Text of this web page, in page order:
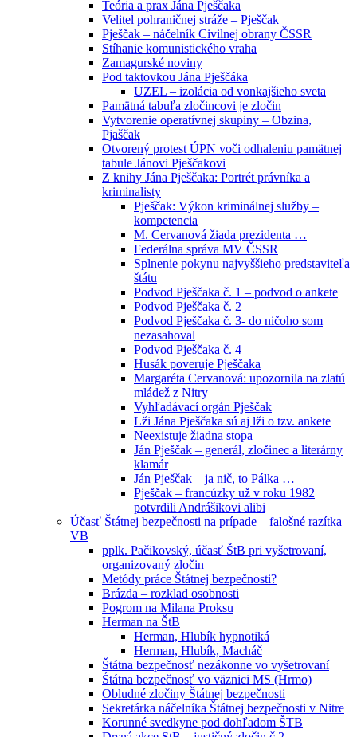
Teória a prax Jána Pješčaka
Velitel pohraničnej stráže – Pješčak
Pješčak – náčelník Civilnej obrany ČSSR
Stíhanie komunistického vraha
Zamagurské noviny
Pod taktovkou Jána Pješčáka
UZEL – izolácia od vonkajšieho sveta
Pamätná tabuľa zločincovi je zločin
Vytvorenie operatívnej skupiny – Obzina,
Pjaščak
Otvorený protest ÚPN voči odhaleniu pamätnej
tabule Jánovi Pješčakovi
Z knihy Jána Pješčaka: Portrét právníka a
kriminalisty
Pješčak: Výkon kriminálnej služby –
kompetencia
M. Cervanová žiada prezidenta …
Federálna správa MV ČSSR
Splnenie pokynu najvyššieho predstaviteľa
štátu
Podvod Pješčaka č. 1 – podvod o ankete
Podvod Pješčaka č. 2
Podvod Pješčaka č. 3- do ničoho som
nezasahoval
Podvod Pješčaka č. 4
Husák poveruje Pješčaka
Margaréta Cervanová: upozornila na zlatú
mládež z Nitry
Vyhľadávací orgán Pješčak
Lži Jána Pješčaka sú aj lži o tzv. ankete
Neexistuje žiadna stopa
Ján Pješčak – generál, zločinec a literárny
klamár
Ján Pješčak – ja nič, to Pálka …
Pješčak – francúzky už v roku 1982
potvrdili Andrášikovi alibi
Účasť Štátnej bezpečnosti na prípade – falošné razítka
VB
pplk. Pačikovský, účasť ŠtB pri vyšetrovaní,
organizovaný zločin
Metódy práce Štátnej bezpečnosti?
Brázda – rozklad osobnosti
Pogrom na Milana Proksu
Herman na ŠtB
Herman, Hlubík hypnotiká
Herman, Hlubík, Macháč
Štátna bezpečnosť nezákonne vo vyšetrovaní
Śtátna bezpečnosť vo väznici MS (Hrmo)
Obludné zločiny Štátnej bezpečnosti
Sekretárka náčelníka Štátnej bezpečnosti v Nitre
Korunné svedkyne pod dohľadom ŠTB